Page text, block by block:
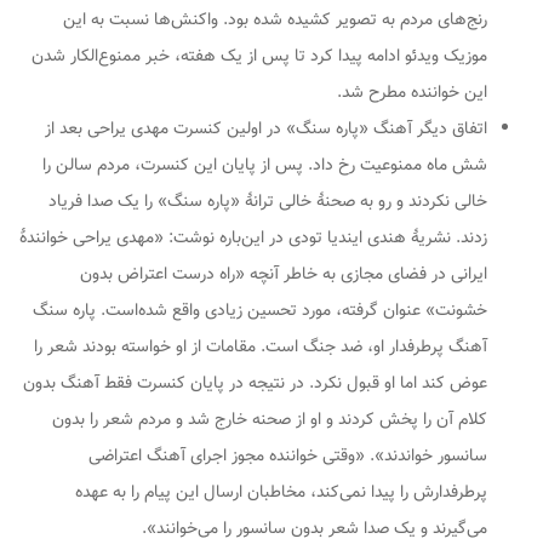
رنج‌های مردم به تصویر کشیده شده بود. واکنش‌ها نسبت به این
موزیک ویدئو ادامه پیدا کرد تا پس از یک هفته، خبر ممنوع‌الکار شدن
این خواننده مطرح شد.
اتفاق دیگر آهنگ «پاره سنگ» در اولین کنسرت مهدی یراحی بعد از
شش ماه ممنوعیت رخ داد. پس از پایان این کنسرت، مردم سالن را
خالی نکردند و رو به صحنهٔ خالی ترانهٔ «پاره سنگ» را یک صدا فریاد
زدند. نشریهٔ هندی ایندیا تودی در این‌باره نوشت: «مهدی یراحی خوانندهٔ
ایرانی در فضای مجازی به خاطر آنچه «راه درست اعتراض بدون
خشونت» عنوان گرفته، مورد تحسین زیادی واقع شده‌است. پاره سنگ
آهنگ پرطرفدار او، ضد جنگ است. مقامات از او خواسته بودند شعر را
عوض کند اما او قبول نکرد. در نتیجه در پایان کنسرت فقط آهنگ بدون
کلام آن را پخش کردند و او از صحنه خارج شد و مردم شعر را بدون
سانسور خواندند». «وقتی خواننده مجوز اجرای آهنگ اعتراضی
پرطرفدارش را پیدا نمی‌کند، مخاطبان ارسال این پیام را به عهده
می‌گیرند و یک صدا شعر بدون سانسور را می‌خوانند».